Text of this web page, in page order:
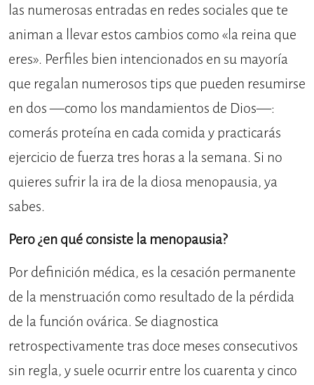
las numerosas entradas en redes sociales que te
animan a llevar estos cambios como «la reina que
eres». Perfiles bien intencionados en su mayoría
que regalan numerosos tips que pueden resumirse
en dos —como los mandamientos de Dios—:
comerás proteína en cada comida y practicarás
ejercicio de fuerza tres horas a la semana. Si no
quieres sufrir la ira de la diosa menopausia, ya
sabes.
Pero ¿en qué consiste la menopausia?
Por definición médica, es la cesación permanente
de la menstruación como resultado de la pérdida
de la función ovárica. Se diagnostica
retrospectivamente tras doce meses consecutivos
sin regla, y suele ocurrir entre los cuarenta y cinco